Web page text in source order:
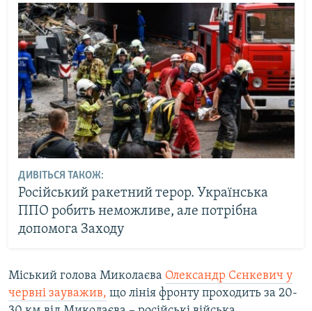
ДИВІТЬСЯ ТАКОЖ:
Російський ракетний терор. Українська
ППО робить неможливе, але потрібна
допомога Заходу
Міський голова Миколаєва Олександр Сєнкевич у
червні зауважив, що лінія фронту проходить за 20-